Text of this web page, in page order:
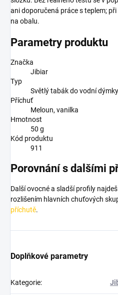
ani doporučená práce s teplem;
na obalu.
Parametry produktu
Značka
Jibiar
Typ
Světlý tabák do vodní dýmky
Příchuť
Meloun, vanilka
Hmotnost
50 g
Kód produktu
911
Porovnání s dalšími
Další ovocné a sladší profily
rozlišením hlavních chuťových
příchutě.
Doplňkové parametry
Kategorie: